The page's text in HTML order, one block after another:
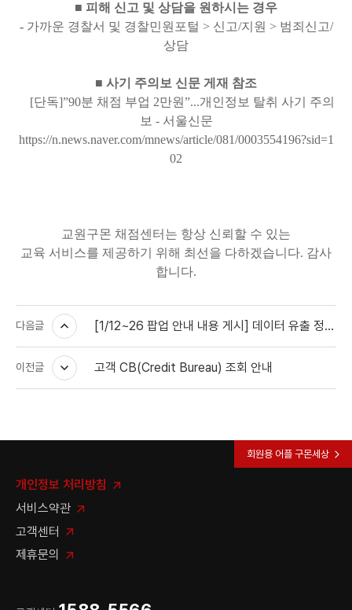
■ 피해 신고 및 상담을 원하시는 경우
- 가까운 경찰서 및 경찰민원포털 > 신고/지원 > 범죄신고/
상담
■ 사기 주의보 신문 게재 참조
[단독]”90분 채점 부업 2만원”...개인정보 탈취 사기 주의
보 - 서울신문
https://n.news.naver.com/mnews/article/081/0003554196?sid=1
02
교원구몬 채점센터는 항상 신뢰할 수 있는
교육 서비스를 제공하기 위해 최선을 다하겠습니다. 감사
합니다.
다음글 [1/12~26 팝업 안내 내용 게시] 데이터 유출 정황 안내
이전글 고객 CB(Credit Bureau) 조회 안내
개인정보 처리방침
서비스약관
고객센터
제휴문의
회원용 어플 구몬세상